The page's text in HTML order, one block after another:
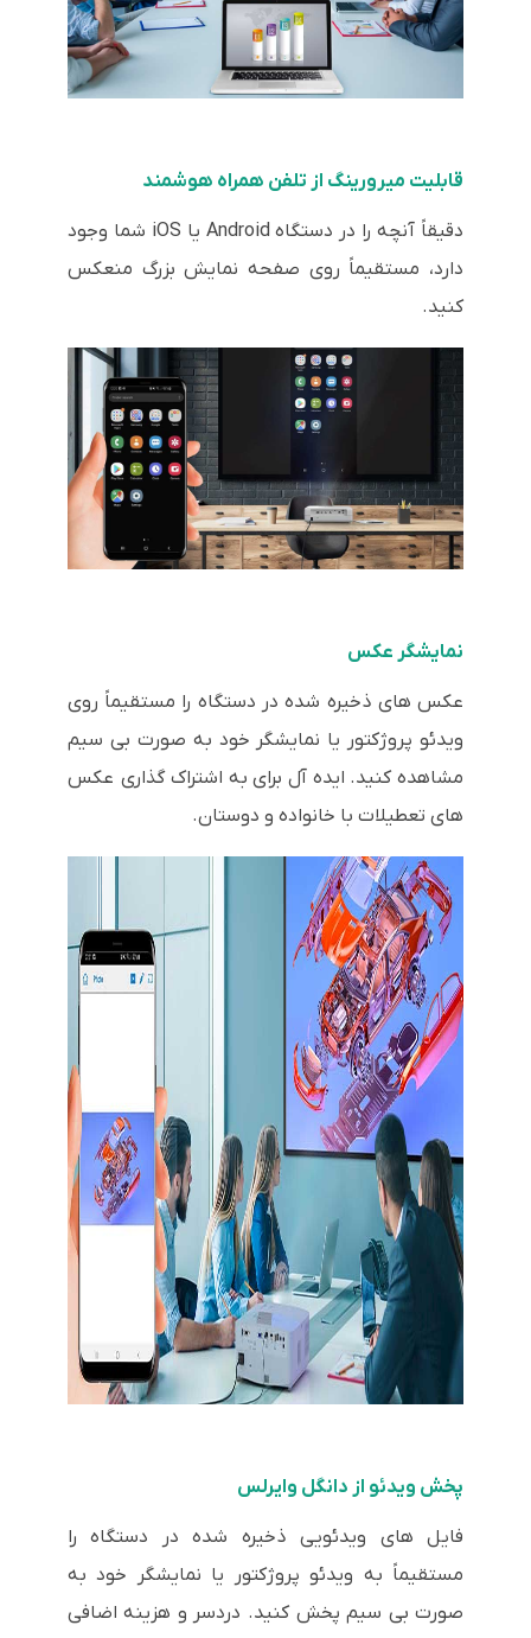
قابلیت میرورینگ از تلفن همراه هوشمند
دقیقاً آنچه را در دستگاه Android یا iOS شما وجود
دارد، مستقیماً روی صفحه نمایش بزرگ منعکس
کنید.
نمایشگر عکس
عکس های ذخیره شده در دستگاه را مستقیماً روی
ویدئو پروژکتور یا نمایشگر خود به صورت بی سیم
مشاهده کنید. ایده آل برای به اشتراک گذاری عکس
های تعطیلات با خانواده و دوستان.
پخش ویدئو از دانگل وایرلس
فایل های ویدئویی ذخیره شده در دستگاه را
مستقیماً به ویدئو پروژکتور یا نمایشگر خود به
صورت بی سیم پخش کنید. دردسر و هزینه اضافی